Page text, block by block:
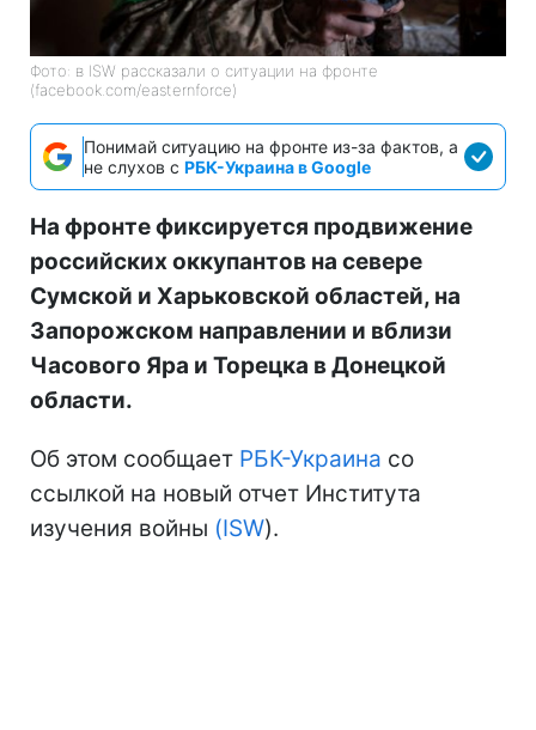
Фото: в ISW рассказали о ситуации на фронте
(facebook.com/easternforce)
Понимай ситуацию на фронте из-за фактов, а
не слухов с РБК-Украина в Google
На фронте фиксируется продвижение
российских оккупантов на севере
Сумской и Харьковской областей, на
Запорожском направлении и вблизи
Часового Яра и Торецка в Донецкой
области.
Об этом сообщает РБК-Украина со
ссылкой на новый отчет Института
изучения войны (ISW).